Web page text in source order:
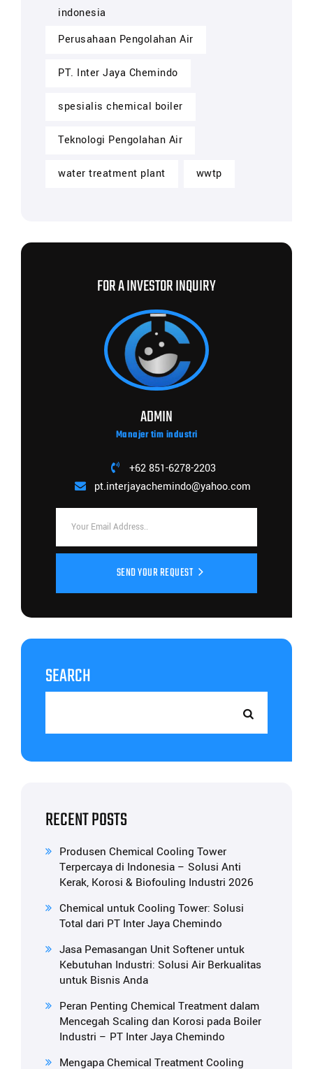
indonesia
Perusahaan Pengolahan Air
PT. Inter Jaya Chemindo
spesialis chemical boiler
Teknologi Pengolahan Air
water treatment plant wwtp
FOR A INVESTOR INQUIRY
ADMIN
Manajer tim industri
+62 851-6278-2203
pt.interjayachemindo@yahoo.com
SEND YOUR REQUEST
SEARCH
RECENT POSTS
Produsen Chemical Cooling Tower
Terpercaya di Indonesia – Solusi Anti
Kerak, Korosi & Biofouling Industri 2026
Chemical untuk Cooling Tower: Solusi
Total dari PT Inter Jaya Chemindo
Jasa Pemasangan Unit Softener untuk
Kebutuhan Industri: Solusi Air Berkualitas
untuk Bisnis Anda
Peran Penting Chemical Treatment dalam
Mencegah Scaling dan Korosi pada Boiler
Industri – PT Inter Jaya Chemindo
Mengapa Chemical Treatment Cooling